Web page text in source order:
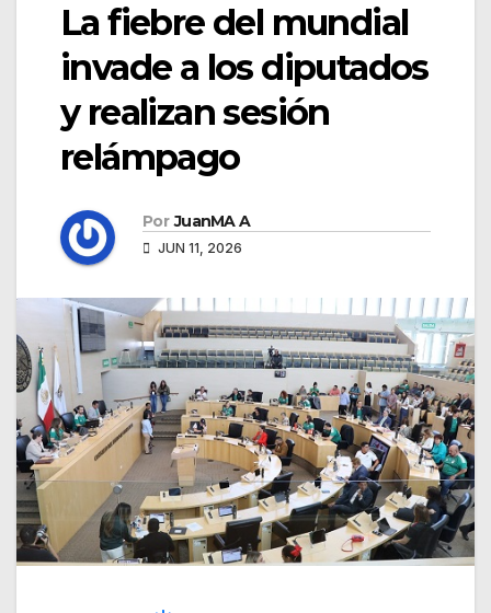
La fiebre del mundial
invade a los diputados
y realizan sesión
relámpago
Por JuanMA A
JUN 11, 2026